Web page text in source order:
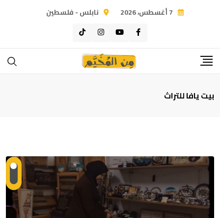
7 أغسطس، 2026 نابلس - فلسطين
بيت يافا للتراث